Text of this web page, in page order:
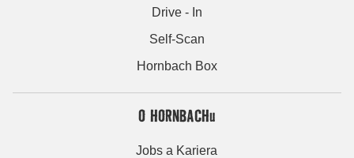
Drive - In
Self-Scan
Hornbach Box
O HORNBACHu
Jobs a Kariera